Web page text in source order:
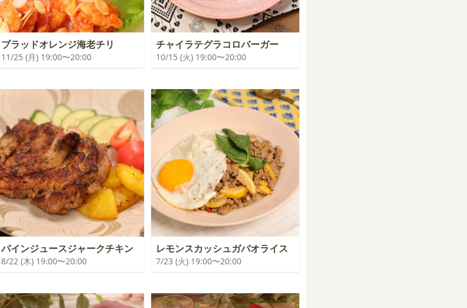
ブラッドオレンジ海老チリ
11/25 (月) 19:00〜20:00
チャイラテグラコロバーガー
10/15 (火) 19:00〜20:00
パインジュースジャークチキン
8/22 (木) 19:00〜20:00
レモンスカッシュガパオライス
7/23 (火) 19:00〜20:00